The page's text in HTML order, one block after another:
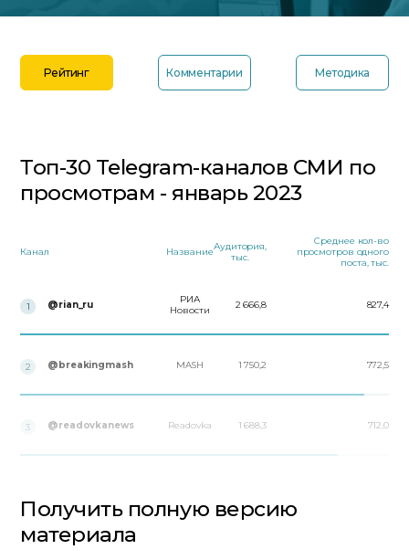
Рейтинг Комментарии Методика
Топ-30 Telegram-каналов СМИ по
просмотрам - январь 2023
Канал НазваниеАудитория,
тыс.
Среднее кол-во
просмотров одного
поста, тыс.
1 @rian_ru
РИА
Новости
2 666,8 827,4
2 @breakingmash MASH 1 750,2 772,5
3 @readovkanews Readovka 1 688,3 712,0
Получить полную версию
материала